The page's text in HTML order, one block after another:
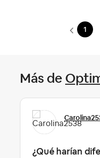
1
Más de
¿Qué harían